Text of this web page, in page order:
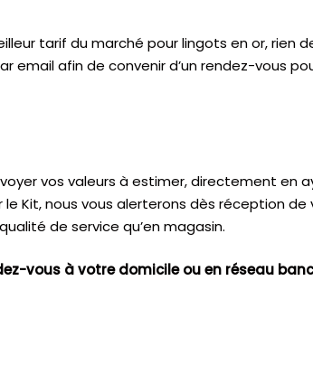
tarif du marché pour lingots en or, rien
email afin de convenir d’un rendez-vous
vos valeurs à estimer, directement en
Kit, nous vous alerterons dès réception de
de service qu’en magasin.
vous à votre domicile ou en réseau